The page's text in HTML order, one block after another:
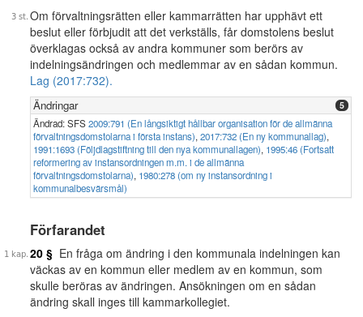
Om förvaltningsrätten eller kammarrätten har upphävt ett
beslut eller förbjudit att det verkställs, får domstolens beslut
överklagas också av andra kommuner som berörs av
indelningsändringen och medlemmar av en sådan kommun.
Lag (2017:732).
Ändringar 5
Ändrad: SFS2009:791 (En långsiktigt hållbar organisation för de allmänna
förvaltningsdomstolarna i första instans), 2017:732 (En ny kommunallag),
1991:1693 (Följdlagstiftning till den nya kommunallagen), 1995:46 (Fortsatt
reformering av instansordningen m.m. i de allmänna
förvaltningsdomstolarna), 1980:278 (om ny instansordning i
kommunalbesvärsmål)
Förfarandet
20 § En fråga om ändring i den kommunala indelningen kan
väckas av en kommun eller medlem av en kommun, som
skulle beröras av ändringen. Ansökningen om en sådan
ändring skall inges till kammarkollegiet.